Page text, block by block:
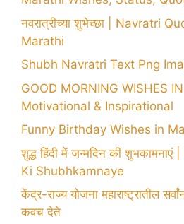
नवरात्रीच्या शुभेच्छा | Navratri
Marathi
Shubh Navratri Text Png
GOOD MORNING WISHES
Motivational & Inspirational
Funny Birthday Wishes in
शुद्ध हिंदी में जन्मदिन की
Ki Shubhkamnaye
केंद्र-राज्य योजना महाराष्ट्रातील
कवच देते